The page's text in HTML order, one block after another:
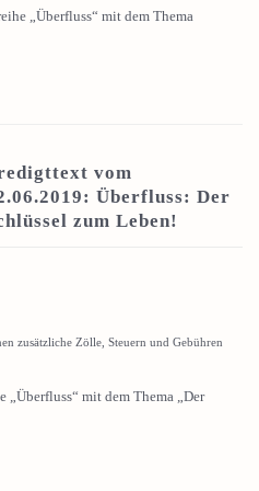
„Überfluss“ mit dem Thema
vom
Überfluss: Der
zum Leben!
zusätzliche Zölle, Steuern und Gebühren
mit dem Thema „Der